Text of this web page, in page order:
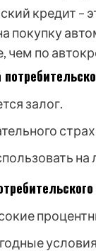
кредит –
покупку
чем по
залог.
на